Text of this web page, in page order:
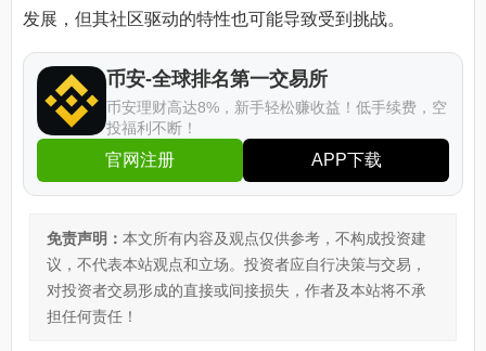
发展，但其社区驱动的特性也可能导致受到挑战。
币安-全球排名第一交易所
币安理财高达8%，新手轻松赚收益！低手续费，空
投福利不断！
官网注册 APP下载
免责声明： 本文所有内容及观点仅供参考，不构成投资建
议，不代表本站观点和立场。投资者应自行决策与交易，
对投资者交易形成的直接或间接损失，作者及本站将不承
担任何责任！